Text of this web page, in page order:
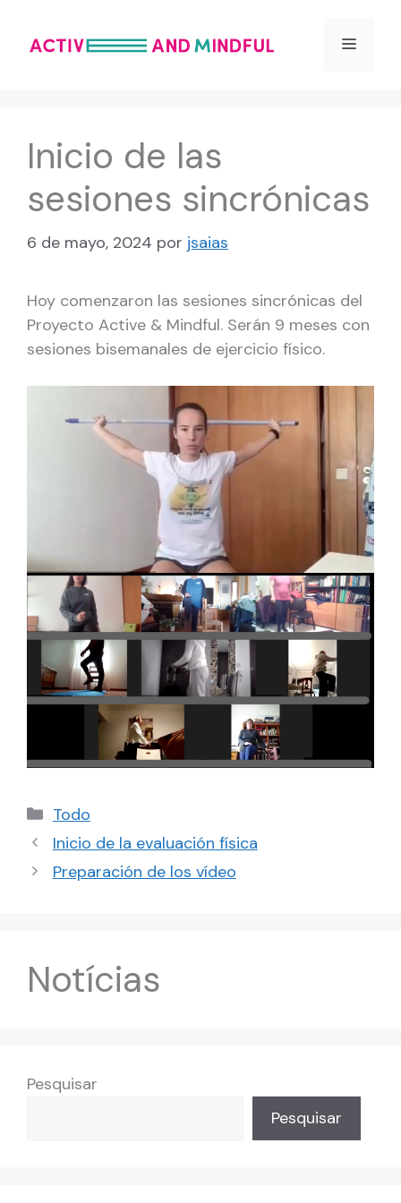
contenido
Menú
Inicio de las
sesiones sincrónicas
6 de mayo, 2024 por jsaias
Hoy comenzaron las sesiones sincrónicas del
Proyecto Active & Mindful. Serán 9 meses con
sesiones bisemanales de ejercicio físico.
Categorías
Todo
Inicio de la evaluación física
Preparación de los vídeo
Notícias
Pesquisar
Pesquisar